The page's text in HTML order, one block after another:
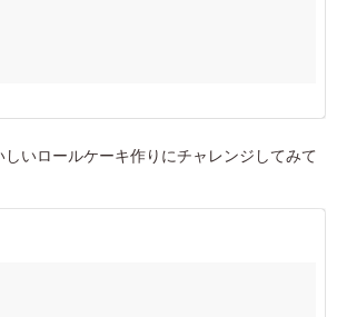
しいロールケーキ作りにチャレンジしてみて